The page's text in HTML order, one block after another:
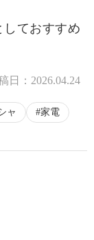
ておすすめ
日： 2026.04.24
ャ 家電